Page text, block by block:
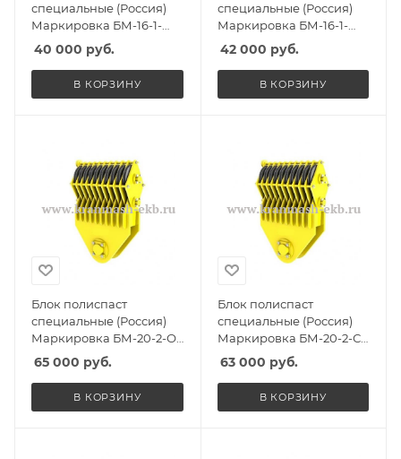
специальные (Россия)
Маркировка БМ-16-1-
СГО, Масса 180кг,
Количество роликов 1, Г/
п 12,5т
40 000 руб.
В КОРЗИНУ
специальные (Россия)
Маркировка БМ-16-1-
ССО, Масса 180кг,
Количество роликов 1, Г/
п 12,5т
42 000 руб.
В КОРЗИНУ
Блок полиспаст
специальные (Россия)
Маркировка БМ-20-2-О,
Масса 220кг, Количество
роликов 2, Г/п 15т
65 000 руб.
В КОРЗИНУ
Блок полиспаст
специальные (Россия)
Маркировка БМ-20-2-С,
Масса 215кг, Количество
роликов 2, Г/п 15т
63 000 руб.
В КОРЗИНУ